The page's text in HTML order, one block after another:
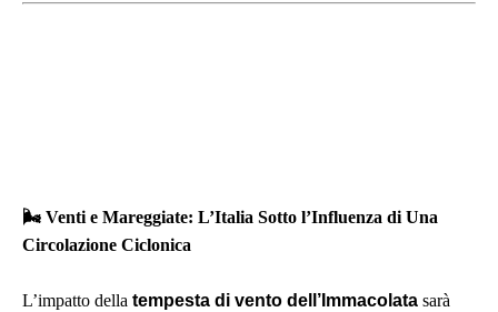
🌬️ Venti e Mareggiate: L’Italia Sotto l’Influenza di Una
Circolazione Ciclonica
L’impatto della tempesta di vento dell’Immacolata sarà